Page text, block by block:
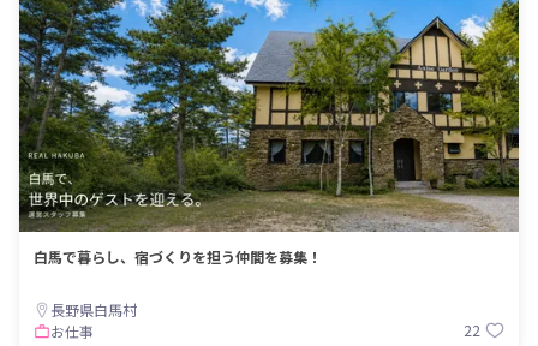
白馬で暮らし、宿づくりを担う仲間を募集！
長野県白馬村
お仕事
22